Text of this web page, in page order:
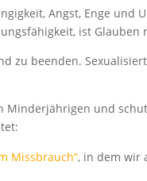
Angst, Enge
ist Glauben
zu beenden.
Minderjährigen und
Missbrauch“, in dem wir